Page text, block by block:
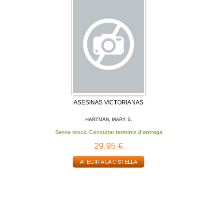
ASESINAS VICTORIANAS
HARTMAN, MARY S.
Sense stock. Consultar terminis d'entrega
29,95 €
AFEGIR A LA CISTELLA